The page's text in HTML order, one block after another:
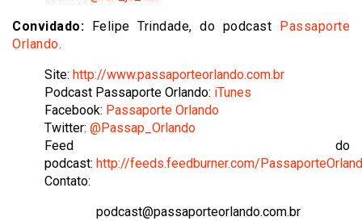
Convidado: Felipe Trindade, do podcast Passaporte
Orlando.
Site: http://www.passaporteorlando.com.br
Podcast Passaporte Orlando: iTunes
Facebook: Passaporte Orlando
Twitter: @Passap_Orlando
Feed do
podcast: http://feeds.feedburner.com/
Contato:
podcast@passaporteorlando.com.br